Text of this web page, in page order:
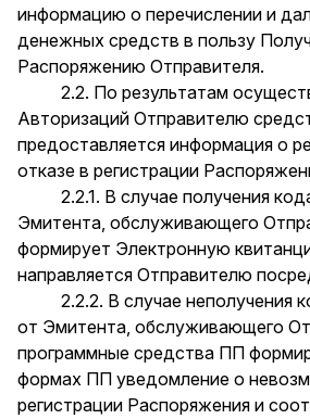
информацию о перечислении и
денежных средств в пользу
Распоряжению Отправителя.
2.2. По результатам
Авторизаций Отправителю
предоставляется информация о
отказе в регистрации
2.2.1. В случае получения
Эмитента, обслуживающего
формирует Электронную
направляется Отправителю
2.2.2. В случае неполучения
от Эмитента, обслуживающего
программные средства ПП
формах ПП уведомление о
регистрации Распоряжения и